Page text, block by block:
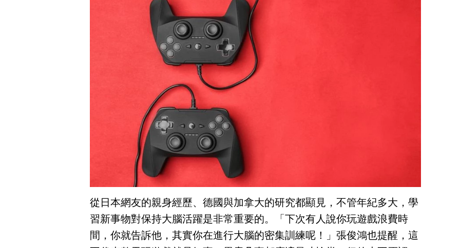
從日本網友的親身經歷、德國與加拿大的研究都顯見，不管年紀多大，學
習新事物對保持大腦活躍是非常重要的。「下次有人說你玩遊戲浪費時
間，你就告訴他，其實你在進行大腦的密集訓練呢！」張俊鴻也提醒，這